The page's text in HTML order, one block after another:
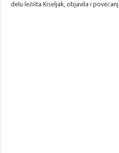
delu ležišta Kiseljak, objavila i